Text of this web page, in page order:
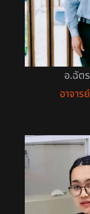
อ.ฉัต
อาจาร